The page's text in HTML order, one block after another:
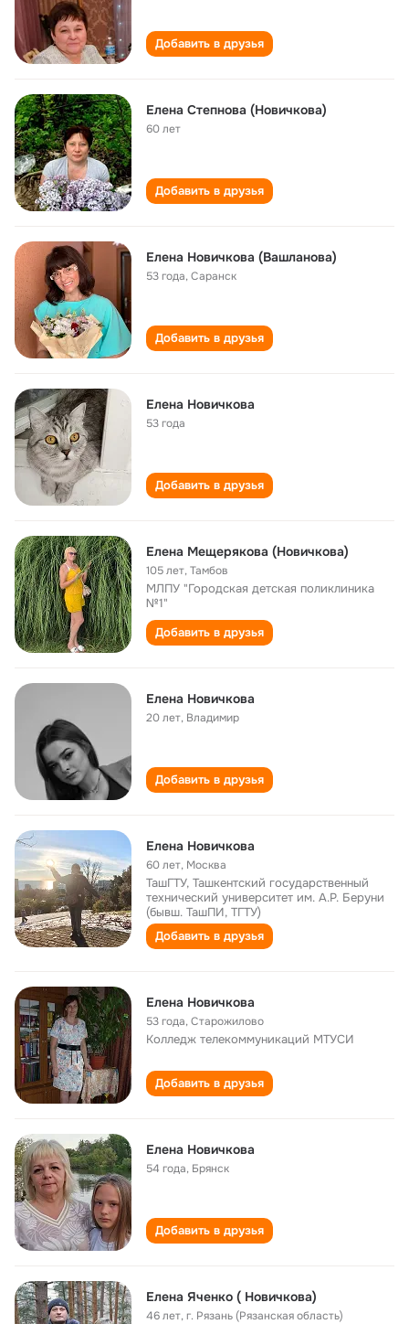
Добавить в друзья
Елена Степнова (Новичкова)
60 лет
Добавить в друзья
Елена Новичкова (Вашланова)
53 года,Саранск
Добавить в друзья
Елена Новичкова
53 года
Добавить в друзья
Елена Мещерякова (Новичкова)
105 лет,Тамбов
МЛПУ "Городская детская поликлиника
№1"
Добавить в друзья
Елена Новичкова
20 лет, Владимир
Добавить в друзья
Елена Новичкова
60 лет, Москва
ТашГТУ, Ташкентский государственный
технический университет им. А.Р. Беруни
(бывш. ТашПИ, ТГТУ)
Добавить в друзья
Елена Новичкова
53 года,Старожилово
Колледж телекоммуникаций МТУСИ
Добавить в друзья
Елена Новичкова
54 года, Брянск
Добавить в друзья
Елена Яченко ( Новичкова)
46 лет,г. Рязань (Рязанская область)